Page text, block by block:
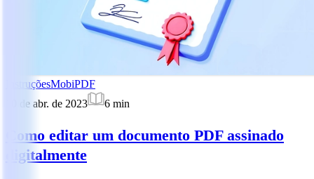
InstruçõesMobiPDF
10 de abr. de 2023
6 min
Como editar um documento PDF assinado
digitalmente